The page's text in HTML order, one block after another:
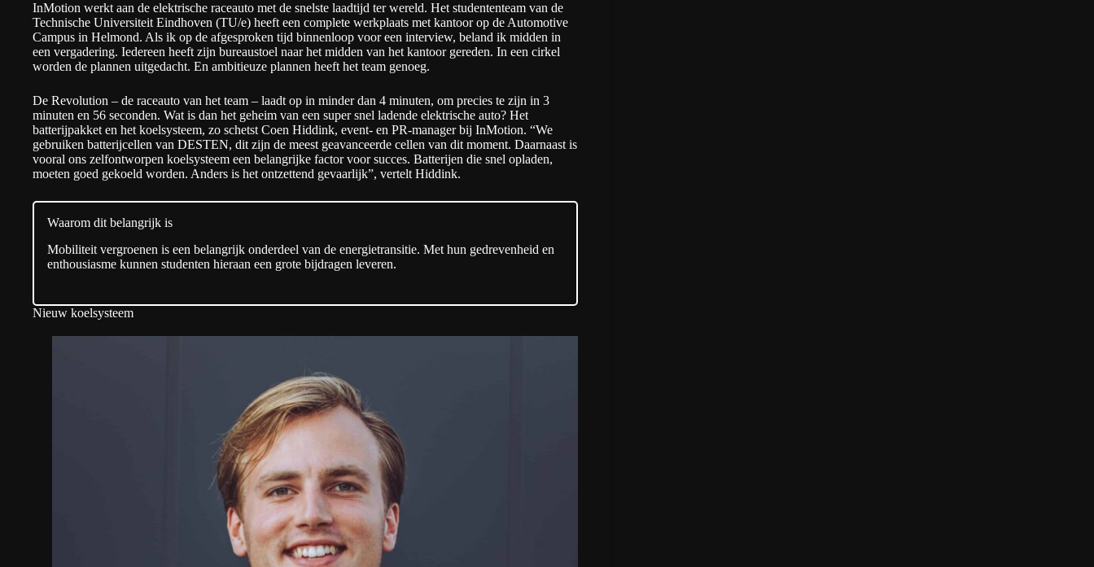
InMotion werkt aan de elektrische raceauto met de snelste laadtijd ter wereld. Het studententeam van de
Technische Universiteit Eindhoven (TU/e) heeft een complete werkplaats met kantoor op de Automotive
Campus in Helmond. Als ik op de afgesproken tijd binnenloop voor een interview, beland ik midden in
een vergadering. Iedereen heeft zijn bureaustoel naar het midden van het kantoor gereden. In een cirkel
worden de plannen uitgedacht. En ambitieuze plannen heeft het team genoeg.
De Revolution – de raceauto van het team – laadt op in minder dan 4 minuten, om precies te zijn in 3
minuten en 56 seconden. Wat is dan het geheim van een super snel ladende elektrische auto? Het
batterijpakket en het koelsysteem, zo schetst Coen Hiddink, event- en PR-manager bij InMotion. “We
gebruiken batterijcellen van DESTEN, dit zijn de meest geavanceerde cellen van dit moment. Daarnaast is
vooral ons zelfontworpen koelsysteem een belangrijke factor voor succes. Batterijen die snel opladen,
moeten goed gekoeld worden. Anders is het ontzettend gevaarlijk”, vertelt Hiddink.
Waarom dit belangrijk is
Mobiliteit vergroenen is een belangrijk onderdeel van de energietransitie. Met hun gedrevenheid en
enthousiasme kunnen studenten hieraan een grote bijdragen leveren.
Nieuw koelsysteem